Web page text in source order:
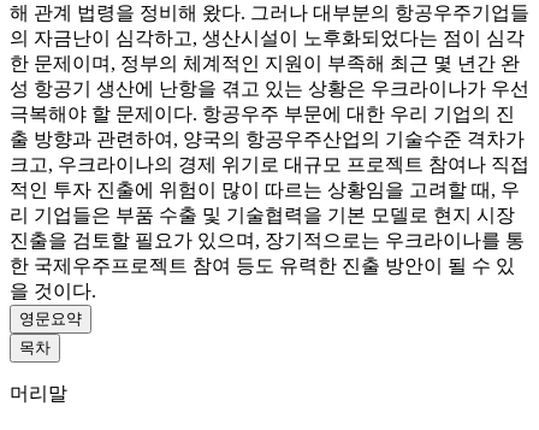
해 관계 법령을 정비해 왔다. 그러나 대부분의 항공우주기업들
의 자금난이 심각하고, 생산시설이 노후화되었다는 점이 심각
한 문제이며, 정부의 체계적인 지원이 부족해 최근 몇 년간 완
성 항공기 생산에 난항을 겪고 있는 상황은 우크라이나가 우선
극복해야 할 문제이다. 항공우주 부문에 대한 우리 기업의 진
출 방향과 관련하여, 양국의 항공우주산업의 기술수준 격차가
크고, 우크라이나의 경제 위기로 대규모 프로젝트 참여나 직접
적인 투자 진출에 위험이 많이 따르는 상황임을 고려할 때, 우
리 기업들은 부품 수출 및 기술협력을 기본 모델로 현지 시장
진출을 검토할 필요가 있으며, 장기적으로는 우크라이나를 통
한 국제우주프로젝트 참여 등도 유력한 진출 방안이 될 수 있
을 것이다.
영문요약
목차
머리말